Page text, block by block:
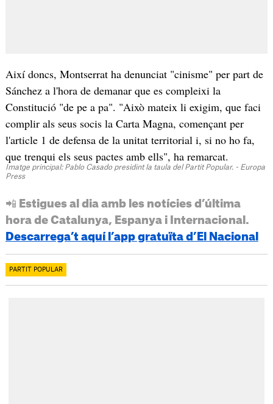
Així doncs, Montserrat ha denunciat "cinisme" per part de
Sánchez a l'hora de demanar que es compleixi la
Constitució "de pe a pa". "Això mateix li exigim, que faci
complir als seus socis la Carta Magna, començant per
l'article 1 de defensa de la unitat territorial i, si no ho fa,
que trenqui els seus pactes amb ells", ha remarcat.
Imatge principal: Pablo Casado presidint la taula del Partit Popular. - Europa
Press
📲 Estigues al dia amb les notícies d’última
hora de Catalunya, Espanya i Internacional.
Descarrega’t aquí l’app gratuïta d’El Nacional
PARTIT POPULAR